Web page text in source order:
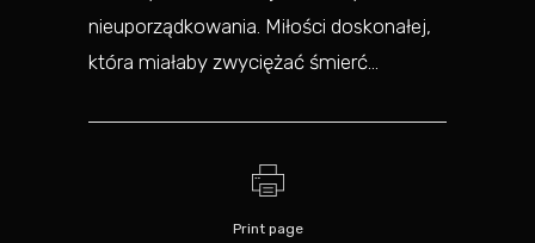
nieuporządkowania. Miłości doskonałej,
która miałaby zwyciężać śmierć…
Print page